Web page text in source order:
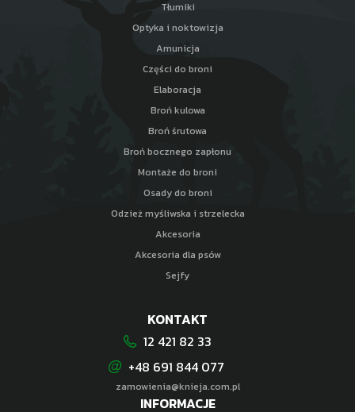
Tłumiki
Optyka i noktowizja
Amunicja
Części do broni
Elaboracja
Broń kulowa
Broń śrutowa
Broń bocznego zapłonu
Montaże do broni
Osady do broni
Odzież myśliwska i strzelecka
Akcesoria
Akcesoria dla psów
Sejfy
INFORMACJE
KONTAKT
12 421 82 33
+48 691 844 077
zamowienia@knieja.com.pl